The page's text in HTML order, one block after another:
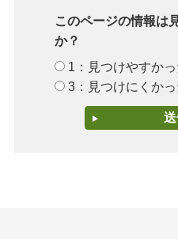
このページの情報は
か？
1：見つけやすかっ
3：見つけにくかっ